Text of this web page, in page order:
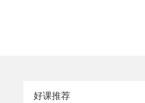
好课推荐